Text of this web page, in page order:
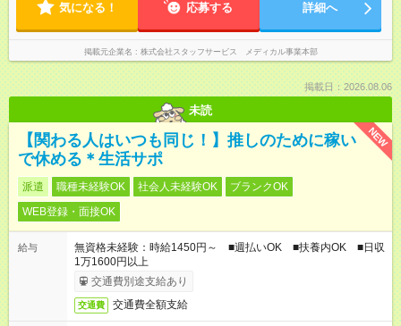
気になる！ 応募する 詳細へ
掲載元企業名 株式会社スタッフサービス メディカル事業本部
掲載日：2026.08.06
未読
NEW
【関わる人はいつも同じ！】推しのために稼い
で休める＊生活サポ
派遣 職種未経験OK 社会人未経験OK
ブランクOK
WEB登録・面接OK
給与
無資格未経験：時給1450円～ ■週払いOK ■扶養内OK ■日収
1万1600円以上
交通費別途支給あり
交通費 交通費全額支給